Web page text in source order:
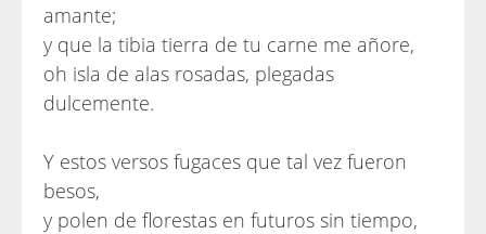
amante;
y que la tibia tierra de tu carne me añore,
oh isla de alas rosadas, plegadas
dulcemente.
Y estos versos fugaces que tal vez fueron
besos,
y polen de florestas en futuros sin tiempo,